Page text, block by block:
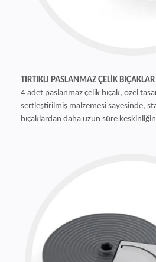
TIRTIKLI PASLANMAZ ÇELİK BIÇAKLAR
4 adet paslanmaz çelik bıçak, özel
sertleştirilmiş malzemesi sayesinde,
bıçaklardan daha uzun süre